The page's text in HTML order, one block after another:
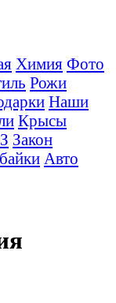
Химия Фото
Рожи
Наши
Крысы
Закон
Авто